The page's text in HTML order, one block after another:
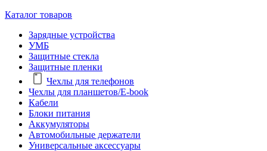
Каталог товаров
Зарядные устройства
УМБ
Защитные стекла
Защитные пленки
Чехлы для телефонов
Чехлы для планшетов/E-book
Кабели
Блоки питания
Аккумуляторы
Автомобильные держатели
Универсальные аксессуары